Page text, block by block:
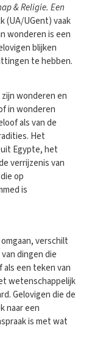
& Religie. Een
(UA/UGent) vaak
wonderen is een
blijken
te hebben.
wonderen en
in wonderen
als van de
Het
Egypte, het
verrijzenis van
op
is
verschilt
dingen die
een teken van
wetenschappelijk
Gelovigen die de
naar een
is met wat